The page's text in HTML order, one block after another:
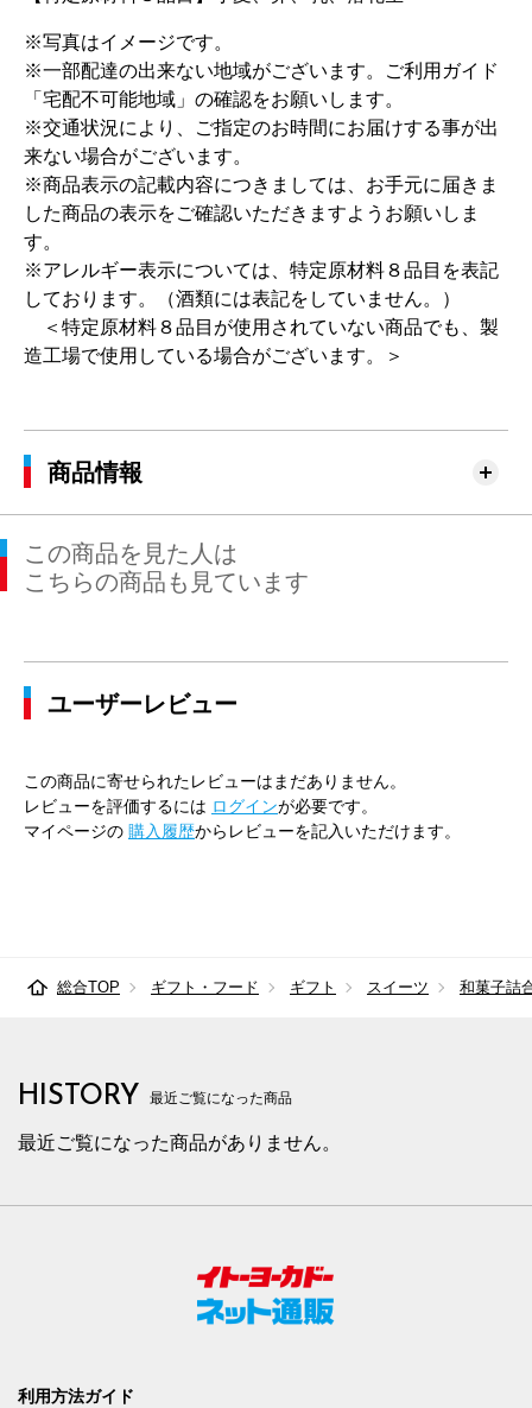
※写真はイメージです。
※一部配達の出来ない地域がございます。ご利用ガイド
「宅配不可能地域」の確認をお願いします。
※交通状況により、ご指定のお時間にお届けする事が出
来ない場合がございます。
※商品表示の記載内容につきましては、お手元に届きま
した商品の表示をご確認いただきますようお願いしま
す。
※アレルギー表示については、特定原材料８品目を表記
しております。（酒類には表記をしていません。）
＜特定原材料８品目が使用されていない商品でも、製
造工場で使用している場合がございます。＞
商品情報
この商品を見た人は
こちらの商品も見ています
ユーザーレビュー
この商品に寄せられたレビューはまだありません。
レビューを評価するには ログインが必要です。
マイページの 購入履歴からレビューを記入いただけます。
総合TOP ギフト・フード ギフト スイーツ 和菓子詰
HISTORY 最近ご覧になった商品
最近ご覧になった商品がありません。
利用方法ガイド